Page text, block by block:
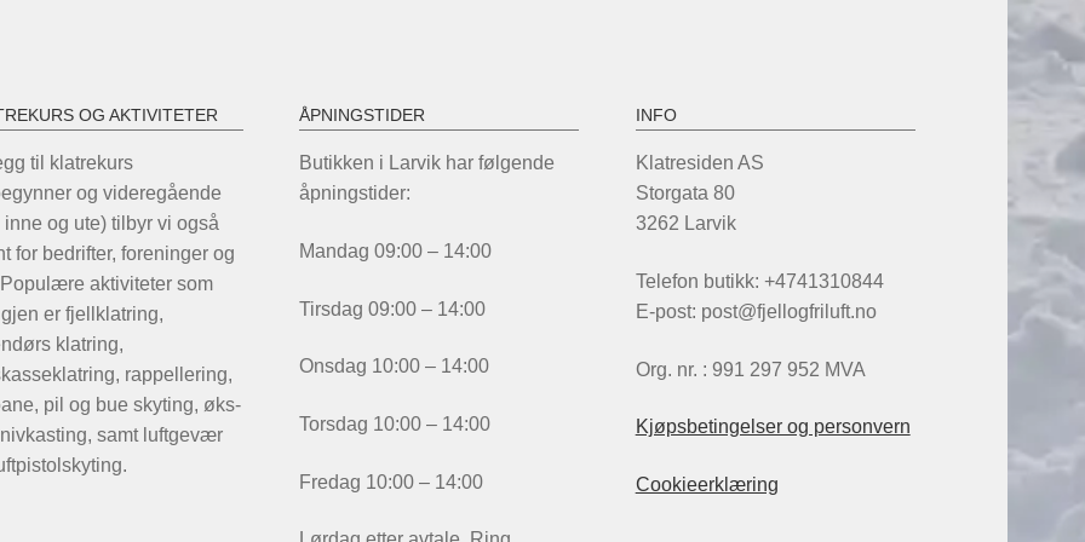
OG AKTIVITETER
til klatrekurs
og videregående
inne og ute) tilbyr vi også
for bedrifter, foreninger og
aktiviteter som
er fjellklatring,
klatring,
rappellering,
pil og bue skyting, øks-
samt luftgevær
ÅPNINGSTIDER
Butikken i Larvik har følgende
åpningstider:
Mandag 09:00 – 14:00
Tirsdag 09:00 – 14:00
Onsdag 10:00 – 14:00
Torsdag 10:00 – 14:00
Fredag 10:00 – 14:00
INFO
Klatresiden AS
Storgata 80
3262 Larvik
Telefon butikk: +4741310844
E-post: post@fjellogfriluft.no
Org. nr. : 991 297 952 MVA
Kjøpsbetingelser og personvern
Cookieerklæring